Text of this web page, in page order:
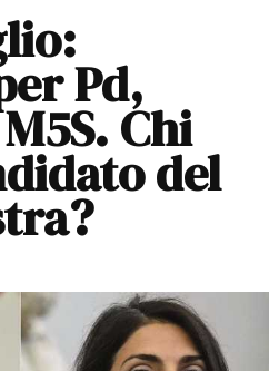
Pd,
Chi
del